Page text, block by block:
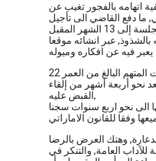
اتهامه بالفجور تغيب عن
دفع القاضي الى تأجيل
عبر انشائه موقعا
البالغ من العمر 22
القبض عليه,
العامة, والتنكر في